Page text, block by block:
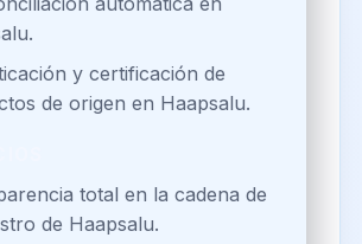
médicos en Haapsalu.
eficiente a información
para profesionales de
asistencial en